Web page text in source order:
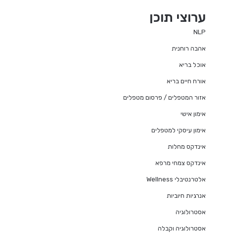
ערוצי תוכן
NLP
אהבה רוחנית
אוכל בריא
אורח חיים בריא
אזור המטפלים / פרסום מטפלים
אימון אישי
אימון עיסקי למטפלים
אינדקס מחלות
אינדקס צמחי מרפא
אלטרנטיבלי Wellness
אנרגיות חיוביות
אסטרולוגיה
אסטרולוגיה וקבלה